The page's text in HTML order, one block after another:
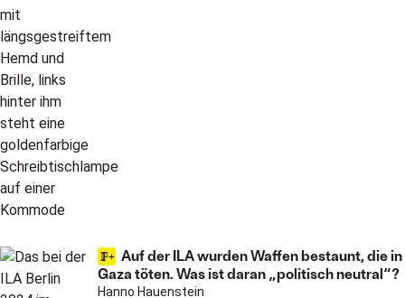
Auf der ILA wurden Waffen bestaunt, die in
Gaza töten. Was ist daran „politisch neutral“?
Hanno Hauenstein